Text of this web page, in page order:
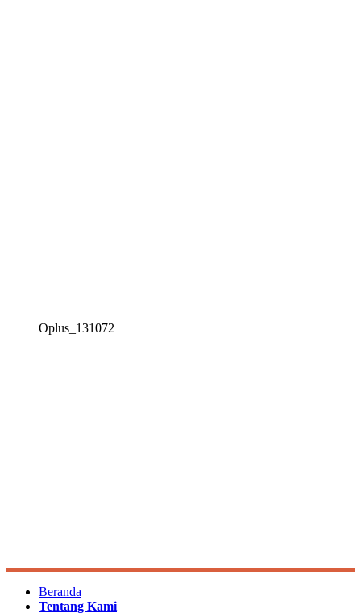
Oplus_131072
Beranda
Tentang Kami